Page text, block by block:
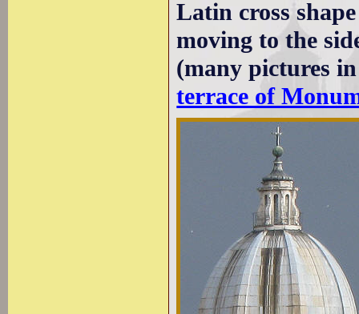
Latin cross
moving to the
(many pictures
terrace of